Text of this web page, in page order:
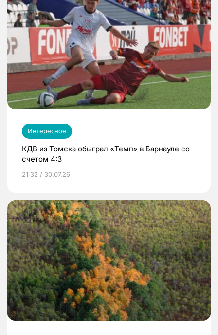
Интересное
КДВ из Томска обыграл «Темп» в Барнауле со
счетом 4:3
21:32 / 30.07.26